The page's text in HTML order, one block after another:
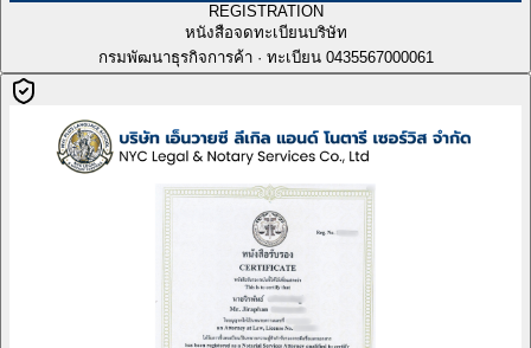
REGISTRATION
หนังสือจดทะเบียนบริษัท
กรมพัฒนาธุรกิจการค้า · ทะเบียน 0435567000061